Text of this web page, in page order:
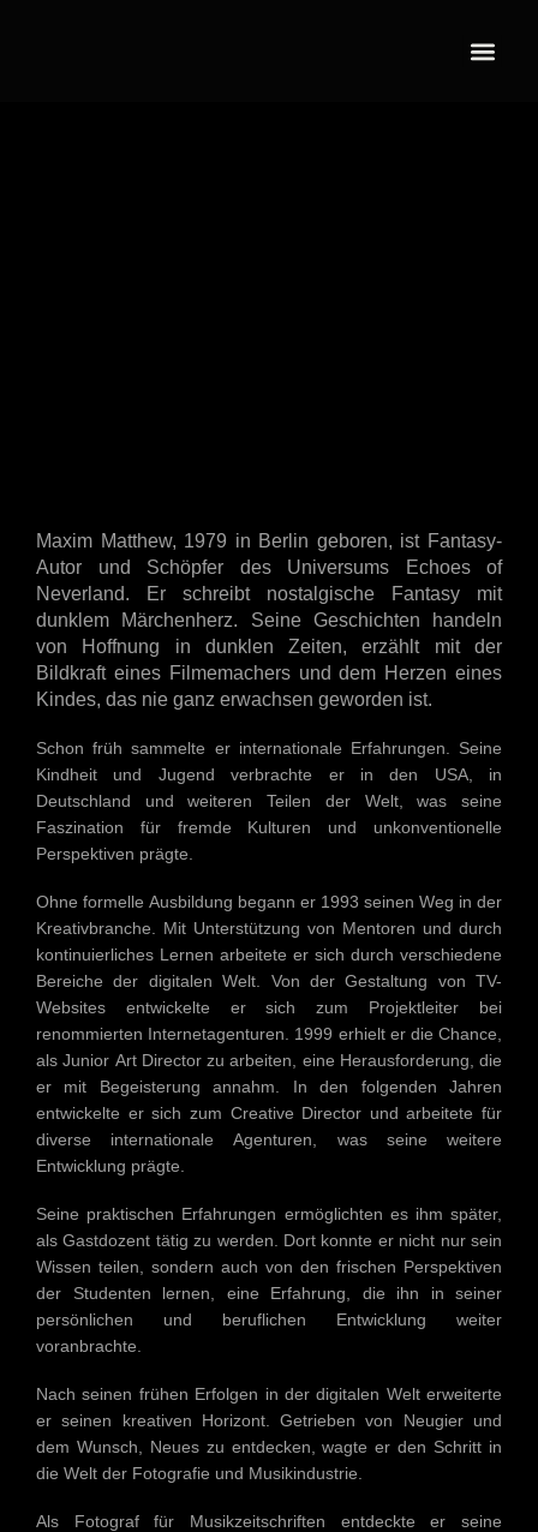
Maxim Matthew, 1979 in Berlin geboren, ist Fantasy-
Autor und Schöpfer des Universums Echoes of
Neverland. Er schreibt nostalgische Fantasy mit
dunklem Märchenherz. Seine Geschichten handeln
von Hoffnung in dunklen Zeiten, erzählt mit der
Bildkraft eines Filmemachers und dem Herzen eines
Kindes, das nie ganz erwachsen geworden ist.
Schon früh sammelte er internationale Erfahrungen. Seine
Kindheit und Jugend verbrachte er in den USA, in
Deutschland und weiteren Teilen der Welt, was seine
Faszination für fremde Kulturen und unkonventionelle
Perspektiven prägte.
Ohne formelle Ausbildung begann er 1993 seinen Weg in der
Kreativbranche. Mit Unterstützung von Mentoren und durch
kontinuierliches Lernen arbeitete er sich durch verschiedene
Bereiche der digitalen Welt. Von der Gestaltung von TV-
Websites entwickelte er sich zum Projektleiter bei
renommierten Internetagenturen. 1999 erhielt er die Chance,
als Junior Art Director zu arbeiten, eine Herausforderung, die
er mit Begeisterung annahm. In den folgenden Jahren
entwickelte er sich zum Creative Director und arbeitete für
diverse internationale Agenturen, was seine weitere
Entwicklung prägte.
Seine praktischen Erfahrungen ermöglichten es ihm später,
als Gastdozent tätig zu werden. Dort konnte er nicht nur sein
Wissen teilen, sondern auch von den frischen Perspektiven
der Studenten lernen, eine Erfahrung, die ihn in seiner
persönlichen und beruflichen Entwicklung weiter
voranbrachte.
Nach seinen frühen Erfolgen in der digitalen Welt erweiterte
er seinen kreativen Horizont. Getrieben von Neugier und
dem Wunsch, Neues zu entdecken, wagte er den Schritt in
die Welt der Fotografie und Musikindustrie.
Als Fotograf für Musikzeitschriften entdeckte er seine